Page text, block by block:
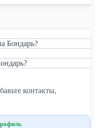
Бондарь?
контакты,